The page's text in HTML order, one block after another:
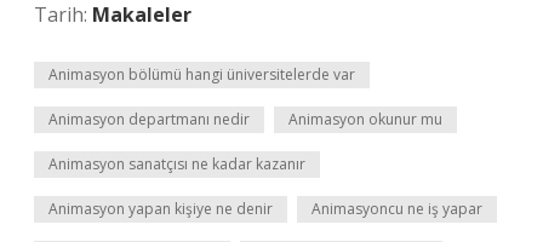
Tarih: Makaleler
Animasyon bölümü hangi üniversitelerde var
Animasyon departmanı nedir Animasyon okunur mu
Animasyon sanatçısı ne kadar kazanır
Animasyon yapan kişiye ne denir Animasyoncu ne iş yapar